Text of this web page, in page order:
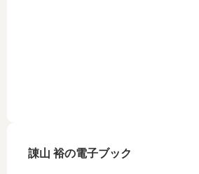
諌山 裕の電子ブック